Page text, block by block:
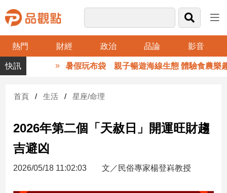
熱門 財經 政治 品論 影音
品
觀
財
台
財
新
暑假玩布袋 親子暢遊海線生態 體驗食農樂趣
首頁 生活 星座/命理
2026年第二個「天赦日」開運旺財趨
吉避凶
2026/05/18 11:02:03 文／民俗專家楊登嵙教授